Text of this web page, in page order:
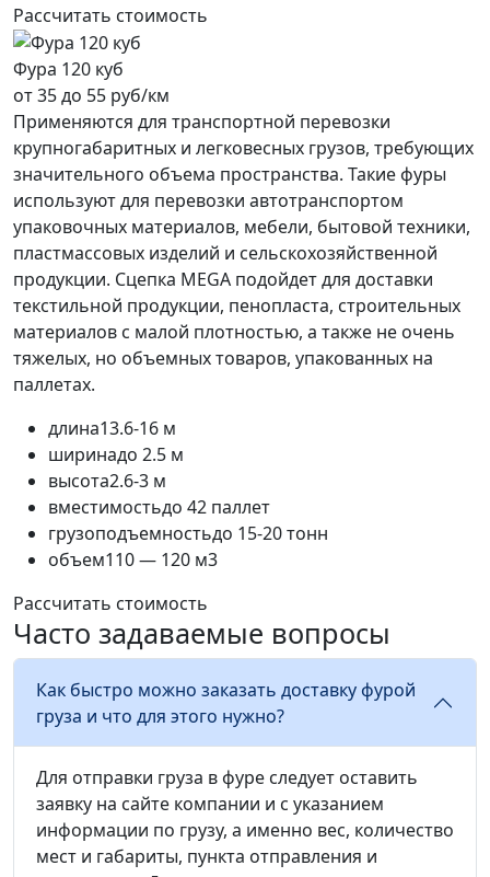
Рассчитать стоимость
Фура 120 куб
от 35 до 55 руб/км
Применяются для транспортной перевозки
крупногабаритных и легковесных грузов, требующих
значительного объема пространства. Такие фуры
используют для перевозки автотранспортом
упаковочных материалов, мебели, бытовой техники,
пластмассовых изделий и сельскохозяйственной
продукции. Сцепка MEGA подойдет для доставки
текстильной продукции, пенопласта, строительных
материалов с малой плотностью, а также не очень
тяжелых, но объемных товаров, упакованных на
паллетах.
длина13.6-16 м
ширинадо 2.5 м
высота2.6-3 м
вместимостьдо 42 паллет
грузоподъемностьдо 15-20 тонн
объем110 — 120 м3
Рассчитать стоимость
Часто задаваемые вопросы
Как быстро можно заказать доставку фурой
груза и что для этого нужно?
Для отправки груза в фуре следует оставить
заявку на сайте компании и с указанием
информации по грузу, а именно вес, количество
мест и габариты, пункта отправления и